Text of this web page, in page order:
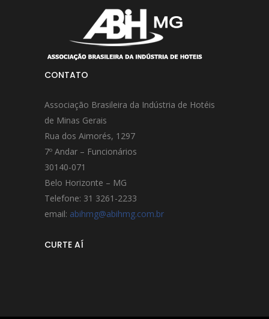
CONTATO
Associação Brasileira da Indústria de Hotéis
de Minas Gerais
Rua dos Aimorés, 1297
7º Andar – Funcionários
30140-071
Belo Horizonte – MG
Telefone: 31 3261-2233
email: abihmg@abihmg.com.br
CURTE AÍ